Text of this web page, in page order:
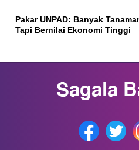
Pakar UNPAD: Banyak
Tapi Bernilai Ekonomi Tinggi